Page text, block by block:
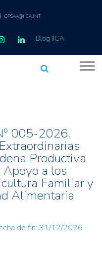
OPSAA@IICA.INT
Blog IICA
005-2026.
Productiva
a los
Familiar y
Alimentaria
de fin: 31/12/2026